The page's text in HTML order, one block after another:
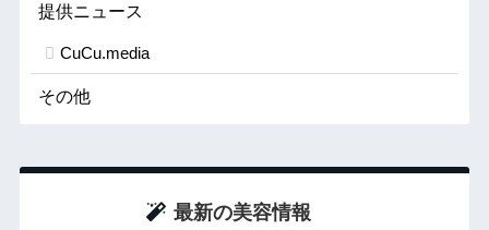
提供ニュース
CuCu.media
その他
最新の美容情報